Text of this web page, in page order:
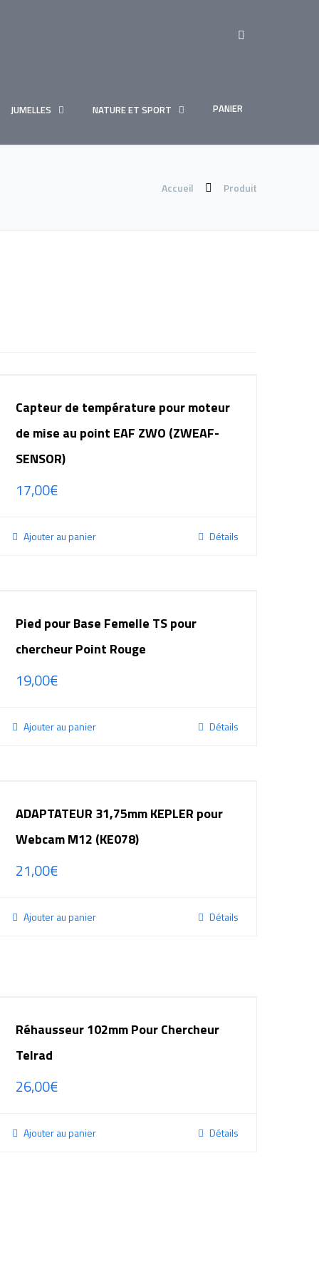
JUMELLES NATURE ET SPORT PANIER
Accueil Produit
Capteur de température pour moteur
de mise au point EAF ZWO (ZWEAF-
SENSOR)
17,00€
Ajouter au panier Détails
Pied pour Base Femelle TS pour
chercheur Point Rouge
19,00€
Ajouter au panier Détails
ADAPTATEUR 31,75mm KEPLER pour
Webcam M12 (KE078)
21,00€
Ajouter au panier Détails
Réhausseur 102mm Pour Chercheur
Telrad
26,00€
Ajouter au panier Détails